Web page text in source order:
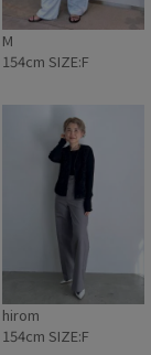
M
154cm SIZE:F
hirom
154cm SIZE:F